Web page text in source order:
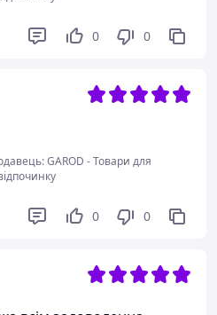
0 0
GAROD - Товари для
0 0